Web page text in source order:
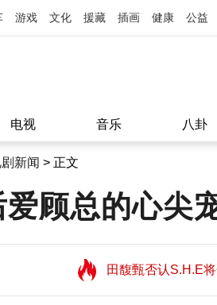
游戏 文化 援藏 插画 健康 公益
电视 音乐 八卦
新闻 > 正文
顾总的心尖
田馥甄否认S.H.E
望11:08
田馥甄否认S.H.E